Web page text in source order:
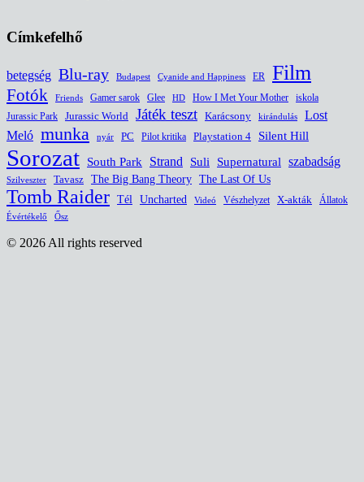
Címkefelhő
betegség Blu-ray Budapest Cyanide and Happiness ER Film
Fotók Friends Gamer sarok Glee HD How I Met Your Mother
iskola
Jurassic Park
Jurassic World Játék teszt Karácsony kirándulás Lost
Meló munka nyár PC Pilot kritika Playstation 4 Silent Hill
Sorozat South Park Strand Suli Supernatural szabadság
Szilveszter Tavasz The Big Bang Theory The Last Of Us
Tomb Raider Tél Uncharted Videó Vészhelyzet X-akták Állatok
Évértékelő Ősz
© 2026 All rights reserved